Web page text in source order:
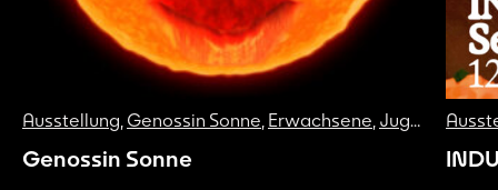
Ausstellung, Genossin Sonne, Erwachsene, Jugendliche
Genossin Sonne